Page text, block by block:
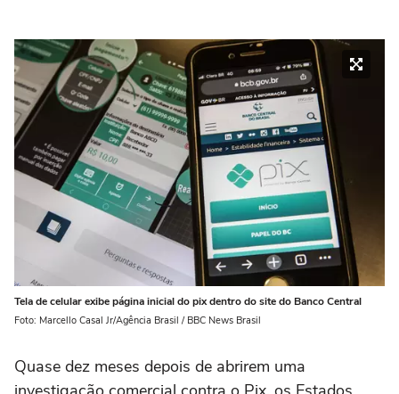
Tela de celular exibe página inicial do pix dentro do site do Banco Central
Foto: Marcello Casal Jr/Agência Brasil / BBC News Brasil
Quase dez meses depois de abrirem uma